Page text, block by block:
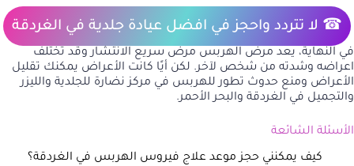
☎ لا تتردد واحجز في افضل عيادة جلدية في الغردقة
في النهاية، يعد مرض الهربس مرض سريع الانتشار وقد تختلف
اعراضه وشدته من شخص لآخر. لكن أيًا كانت الأعراض يمكنك تقليل
الأعراض ومنع حدوث تطور للهربس في مركز نضارة للجلدية والليزر
والتجميل في الغردقة والبحر الأحمر.
الأسئلة الشائعة
كيف يمكنني حجز موعد علاج فيروس الهربس في الغردقة؟